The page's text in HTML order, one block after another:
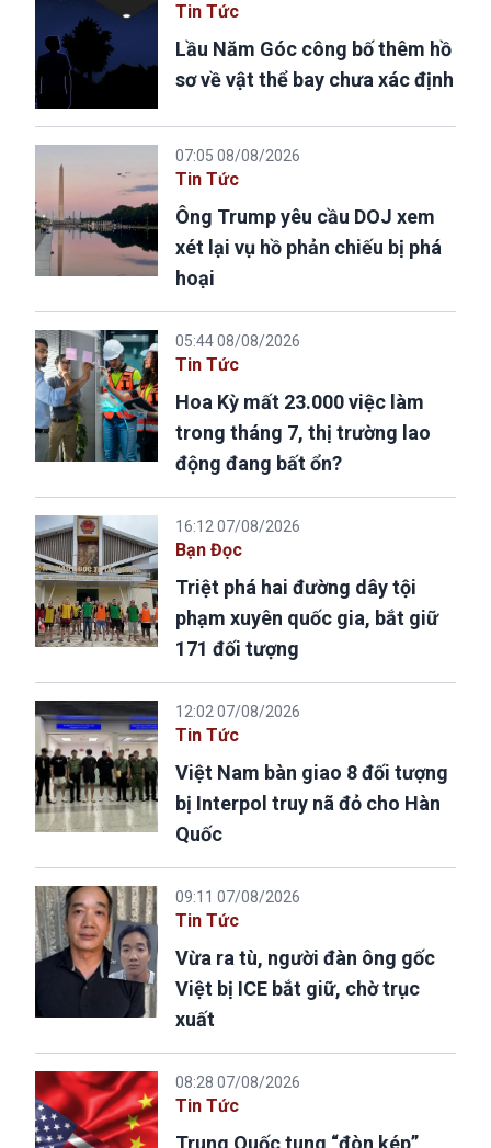
Tin Tức
Lầu Năm Góc công bố thêm hồ
sơ về vật thể bay chưa xác định
07:05 08/08/2026
Tin Tức
Ông Trump yêu cầu DOJ xem
xét lại vụ hồ phản chiếu bị phá
hoại
05:44 08/08/2026
Tin Tức
Hoa Kỳ mất 23.000 việc làm
trong tháng 7, thị trường lao
động đang bất ổn?
16:12 07/08/2026
Bạn Đọc
Triệt phá hai đường dây tội
phạm xuyên quốc gia, bắt giữ
171 đối tượng
12:02 07/08/2026
Tin Tức
Việt Nam bàn giao 8 đối tượng
bị Interpol truy nã đỏ cho Hàn
Quốc
09:11 07/08/2026
Tin Tức
Vừa ra tù, người đàn ông gốc
Việt bị ICE bắt giữ, chờ trục
xuất
08:28 07/08/2026
Tin Tức
Trung Quốc tung “đòn kép”